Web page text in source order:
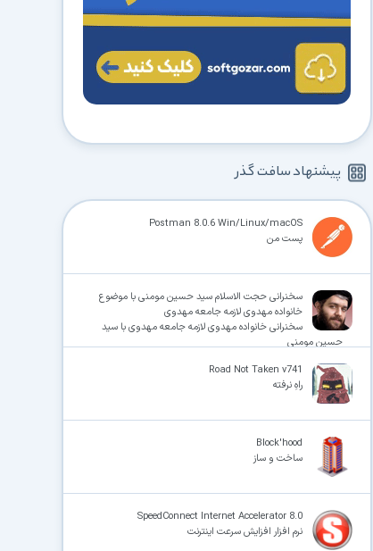
پیشنهاد سافت گذر
Postman 8.0.6 Win/Linux/macOS
پست من
سخنرانی حجت الاسلام سید حسین مومنی با موضوع
خانواده مهدوی لازمه جامعه مهدوی
سخنرانی خانواده مهدوی لازمه جامعه مهدوی با سید
حسین مومنی
Road Not Taken v741
راهِ نرفته
Block'hood
ساخت و ساز
SpeedConnect Internet Accelerator 8.0
نرم افزار افزایش سرعت اینترنت